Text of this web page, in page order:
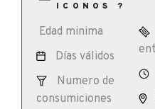
ICONOS ?
Edad minima
Días válidos
Numero de
consumiciones